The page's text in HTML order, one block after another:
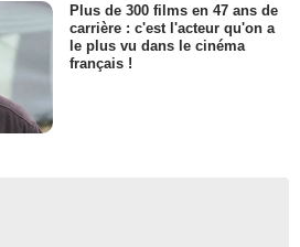
Plus de 300 films en 47 ans de
carrière : c'est l'acteur qu'on a
le plus vu dans le cinéma
français !